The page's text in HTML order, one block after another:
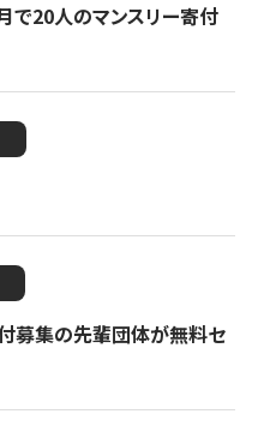
で20人のマンスリー寄付
募集の先輩団体が無料セ